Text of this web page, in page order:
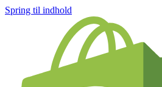
Spring til indhold